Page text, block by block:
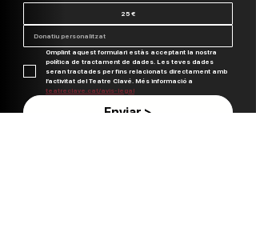
25 €
Omplint aquest formulari estàs acceptant la nostra
política de tractament de dades. Les teves dades
seran tractades per fins relacionats directament amb
teatreclave.cat/avis-legal
Enviar >